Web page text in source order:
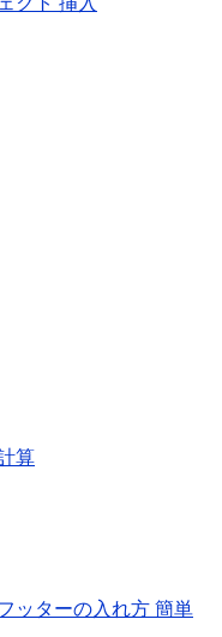
算
ッターの入れ方 簡単